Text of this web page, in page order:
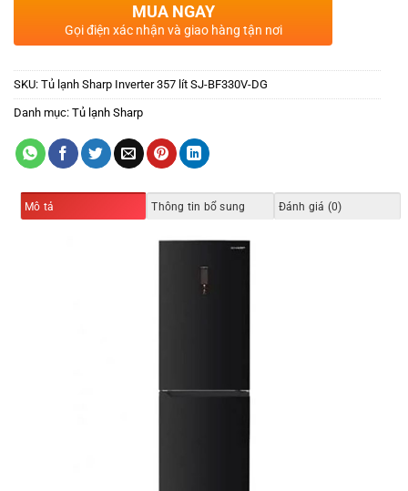
MUA NGAY
Gọi điện xác nhận và giao hàng tận nơi
SKU: Tủ lạnh Sharp Inverter 357 lít SJ-BF330V-DG
Danh mục: Tủ lạnh Sharp
Mô tả Thông tin bổ sung Đánh giá (0)